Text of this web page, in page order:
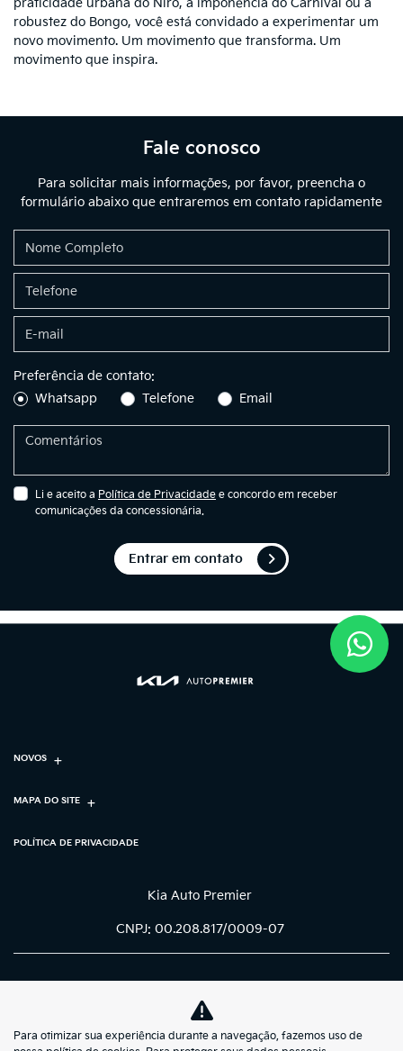
praticidade urbana do Niro, a imponência do Carnival ou a
robustez do Bongo, você está convidado a experimentar um
novo movimento. Um movimento que transforma. Um
movimento que inspira.
Fale conosco
Para solicitar mais informações, por favor, preencha o
formulário abaixo que entraremos em contato rapidamente
Preferência de contato:
Whatsapp
Telefone Email
Li e aceito a Política de Privacidade e concordo em receber
comunicações da concessionária.
Entrar em contato
NOVOS
MAPA DO SITE
POLÍTICA DE PRIVACIDADE
Kia Auto Premier
CNPJ: 00.208.817/0009-07
No trânsito, enxergar o outro
Para otimizar sua experiência durante a navegação, fazemos uso de